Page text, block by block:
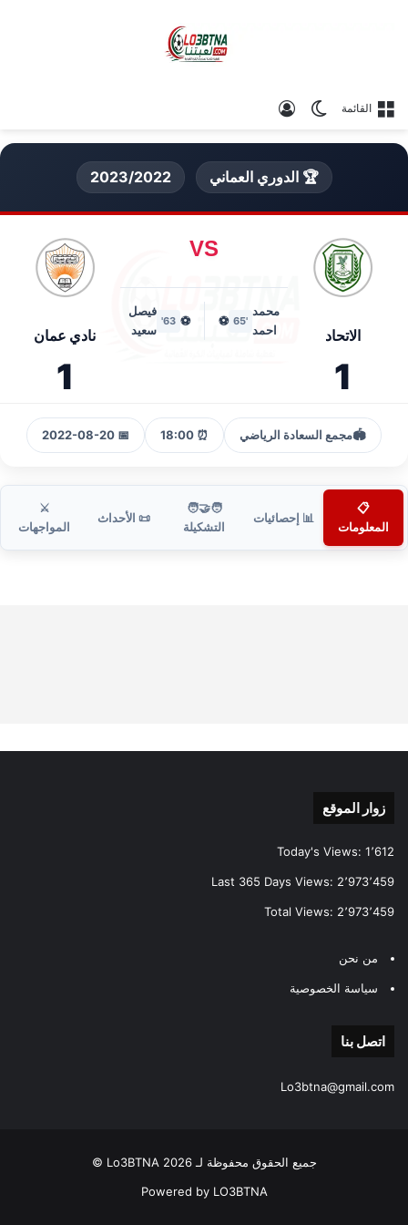
القائمة الوضع المظلم
🏆 الدوري العماني 2023/2022
الاتحاد
1
VS
محمد
احمد
'65
⚽
⚽
63'
فيصل
سعيد
نادي عمان
1
🏟️مجمع السعادة الرياضي ⏰ 18:00
📅 2022-08-20
📋
المعلومات
📊 إحصائيات
🧑‍🤝‍🧑
التشكيلة
📜 الأحداث
⚔️
المواجهات
زوار الموقع
Today's Views: 1٬612
Last 365 Days Views: 2٬973٬459
Total Views: 2٬973٬459
من نحن
سياسة الخصوصية
اتصل بنا
Lo3btna@gmail.com
جميع الحقوق محفوظة لـ Lo3BTNA 2026 ©
Powered by LO3BTNA